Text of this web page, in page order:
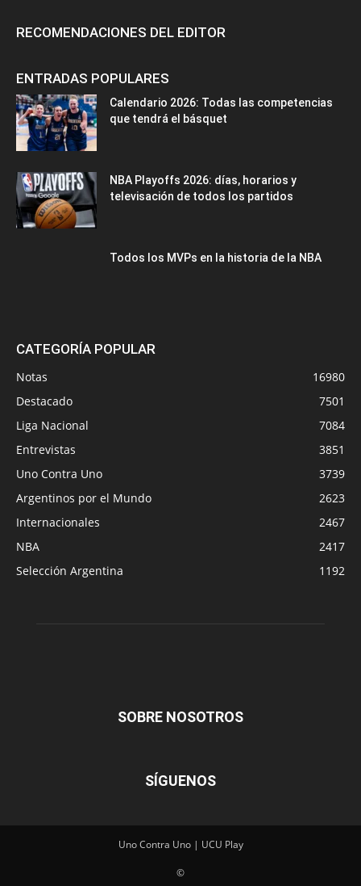
RECOMENDACIONES DEL EDITOR
ENTRADAS POPULARES
Calendario 2026: Todas las competencias
que tendrá el básquet
NBA Playoffs 2026: días, horarios y
televisación de todos los partidos
Todos los MVPs en la historia de la NBA
CATEGORÍA POPULAR
Notas
16980
Destacado
7501
Liga Nacional
7084
Entrevistas
3851
Uno Contra Uno
3739
Argentinos por el Mundo
2623
Internacionales
2467
NBA
2417
Selección Argentina
1192
SOBRE NOSOTROS
SÍGUENOS
Uno Contra Uno | UCU Play
©